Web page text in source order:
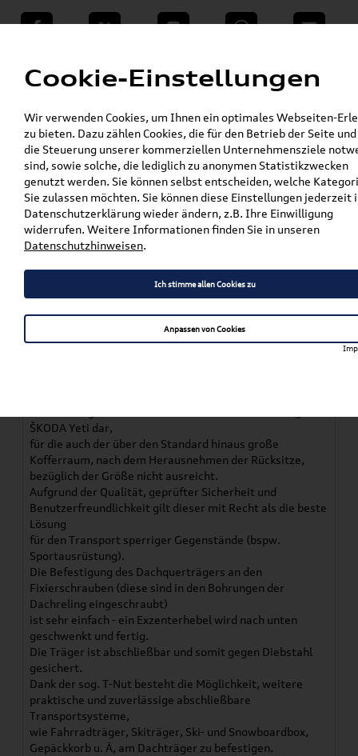
teilen Twitter Instagram WhatsApp E-Mail
VW Shop - VW Originalteile und Zubehör »
SKODA Produkte »
Transport- & Trägersysteme » Grundträger
» Yeti »
Original Skoda Yeti Grundträger / Dachträger
5L0071151
Original Skoda Yeti
Grundträger / Dachträger
5L0071151
ŠKODA Yeti dar,
für die auch der über den Standard hinaus große
Kofferraum, nach dem Herausnehmen der Rücksitze,
bezüglich der Größe nicht ausreicht.
Aufgrund der Qualität, geprüfter Sicherheit und
Benutzerfreundlichkeit gilt dieser mit Recht als die beste
Lösung
für den Transport sperriger Gegenstände (bspw.
Sportausrüstung).
Die Befestigung des Dachquerträgers an den
Fixierschrauben (diese sind in den Bohrungen der
Dachreling eingeschraubt)
ist sehr einfach - ein Exzenterhebel wird nach unten
geschwenkt und fertig.
Die Träger ist abschließbar und somit gegen Diebstahl
gesichert.
Dank der sog. T-Nut besteht die Möglichkeit, weitere
praktische und zuverlässige abschließbare
Transportsysteme,
wie Fahrradträger, Skiträger, Ski- und Snowboardbox,
Gepäckkorb u. Ä, am Dachträger zu befestigen.
Cookie-Einstellungen
Wir verwenden Cookies, um Ihnen ein optimales Webseiten-
zu bieten. Dazu zählen Cookies, die für den Betrieb der Seite
die Steuerung unserer kommerziellen Unternehmensziele
sind, sowie solche, die lediglich zu anonymen Statistikzwecken
genutzt werden. Sie können selbst entscheiden, welche
Sie zulassen möchten. Sie können diese Einstellungen jederzeit
Datenschutzerklärung wieder ändern, z.B. Ihre Einwilligung
widerrufen. Weitere Informationen finden Sie in unseren
Datenschutzhinweisen.
Ich stimme allen Cookies zu
Anpassen von Cookies